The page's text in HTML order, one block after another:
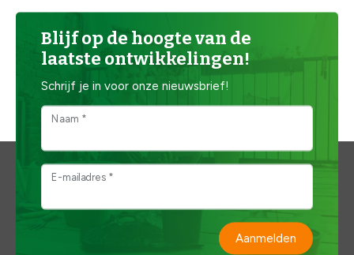
Blijf op de hoogte van de
laatste ontwikkelingen!
Schrijf je in voor onze nieuwsbrief!
Naam *
E-mailadres *
Aanmelden